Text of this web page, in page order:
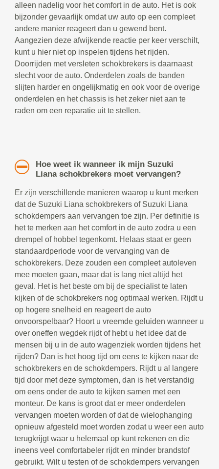
alleen nadelig voor het comfort in de auto. Het is ook
bijzonder gevaarlijk omdat uw auto op een compleet
andere manier reageert dan u gewend bent.
Aangezien deze afwijkende reactie per keer verschilt,
kunt u hier niet op inspelen tijdens het rijden.
Doorrijden met versleten schokbrekers is daarnaast
slecht voor de auto. Onderdelen zoals de banden
slijten harder en ongelijkmatig en ook voor de overige
onderdelen en het chassis is het zeker niet aan te
raden om een reparatie uit te stellen.
Hoe weet ik wanneer ik mijn Suzuki
Liana schokbrekers moet vervangen?
Er zijn verschillende manieren waarop u kunt merken
dat de Suzuki Liana schokbrekers of Suzuki Liana
schokdempers aan vervangen toe zijn. Per definitie is
het te merken aan het comfort in de auto zodra u een
drempel of hobbel tegenkomt. Helaas staat er geen
standaardperiode voor de vervanging van de
schokbrekers. Deze zouden een compleet autoleven
mee moeten gaan, maar dat is lang niet altijd het
geval. Het is het beste om bij de specialist te laten
kijken of de schokbrekers nog optimaal werken. Rijdt u
op hogere snelheid en reageert de auto
onvoorspelbaar? Hoort u vreemde geluiden wanneer u
over oneffen wegdek rijdt of hebt u het idee dat de
mensen bij u in de auto wagenziek worden tijdens het
rijden? Dan is het hoog tijd om eens te kijken naar de
schokbrekers en de schokdempers. Rijdt u al langere
tijd door met deze symptomen, dan is het verstandig
om eens onder de auto te kijken samen met een
monteur. De kans is groot dat er meer onderdelen
vervangen moeten worden of dat de wielophanging
opnieuw afgesteld moet worden zodat u weer een auto
terugkrijgt waar u helemaal op kunt rekenen en die
ineens veel comfortabeler rijdt en minder brandstof
gebruikt. Wilt u testen of de schokdempers vervangen